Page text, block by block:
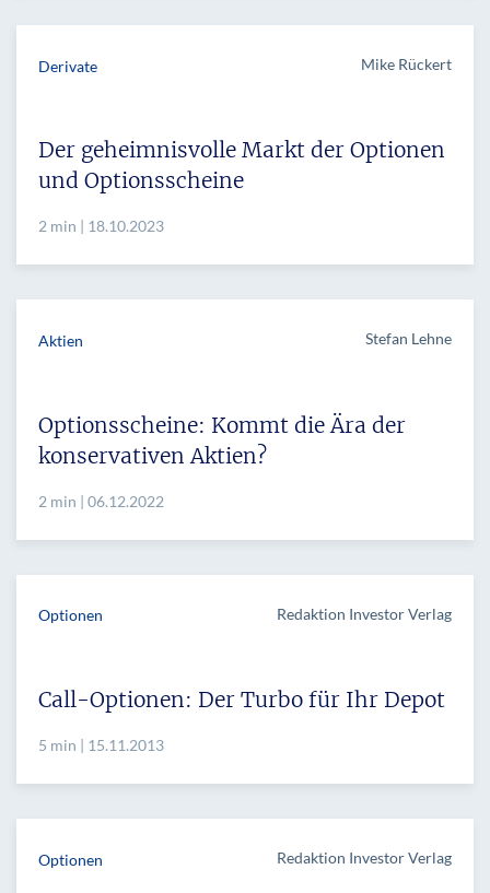
Derivate Mike Rückert
Der geheimnisvolle Markt der Optionen
und Optionsscheine
2 min | 18.10.2023
Aktien Stefan Lehne
Optionsscheine: Kommt die Ära der
konservativen Aktien?
2 min | 06.12.2022
Optionen Redaktion Investor Verlag
Call-Optionen: Der Turbo für Ihr Depot
5 min | 15.11.2013
Optionen Redaktion Investor Verlag